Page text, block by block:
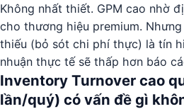
Không nhất thiết. GPM cao nhờ
cho thương hiệu premium.
thiếu (bỏ sót chi phí thực) là tín
nhuận thực tế sẽ thấp hơn báo
Inventory Turnover cao
lần/quý) có vấn đề gì